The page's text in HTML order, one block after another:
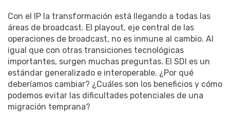
Con el IP la transformación está llegando a todas las
áreas de broadcast. El playout, eje central de las
operaciones de broadcast, no es inmune al cambio. Al
igual que con otras transiciones tecnológicas
importantes, surgen muchas preguntas. El SDI es un
estándar generalizado e interoperable. ¿Por qué
deberíamos cambiar? ¿Cuáles son los beneficios y cómo
podemos evitar las dificultades potenciales de una
migración temprana?